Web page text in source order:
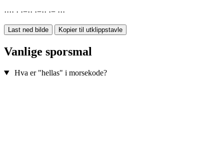
···· · ·−·· ·−·· ·− ···
Last ned bilde Kopier til utklippstavle
Vanlige sporsmal
Hva er "hellas" i morsekode?